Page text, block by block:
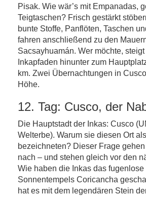
Pisak. Wie wär’s mit Empanadas,
Teigtaschen? Frisch gestärkt
bunte Stoffe, Panflöten, Taschen
fahren anschließend zu den
Sacsayhuamán. Wer möchte,
Inkapfaden hinunter zum
km. Zwei Übernachtungen in
Höhe.
12. Tag: Cusco, der
Die Hauptstadt der Inkas: Cusco
Welterbe). Warum sie diesen Ort
bezeichneten? Dieser Frage
nach – und stehen gleich vor den
Wie haben die Inkas das
Sonnentempels Coricancha
hat es mit dem legendären Stein